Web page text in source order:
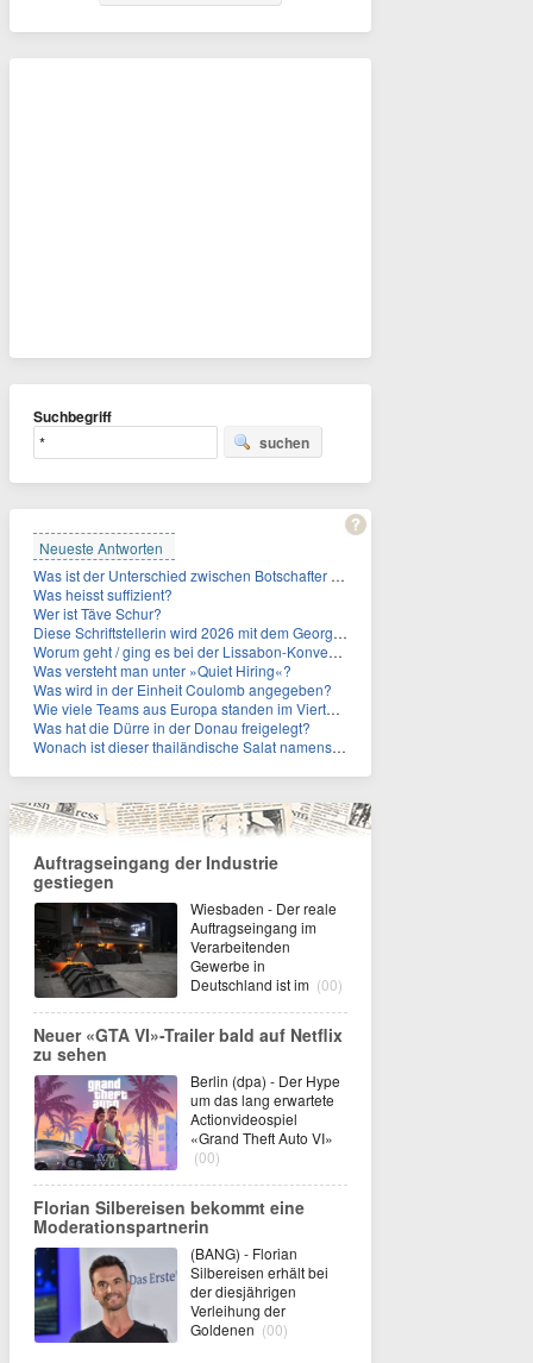
Suchbegriff
suchen
Neueste Antworten
Was ist der Unterschied zwischen Botschafter und Konsul?
Was heisst suffizient?
Wer ist Täve Schur?
Diese Schriftstellerin wird 2026 mit dem Georg-Büchner-Preis ausgezeichnet. Wie heißt sie?
Worum geht / ging es bei der Lissabon-Konvention?
Was versteht man unter »Quiet Hiring«?
Was wird in der Einheit Coulomb angegeben?
Wie viele Teams aus Europa standen im Viertelfinale der Fußball-WM 2026 in Mexiko, den USA und Kanada?
Was hat die Dürre in der Donau freigelegt?
Wonach ist dieser thailändische Salat namens Nam Tok benannt?
Auftragseingang der Industrie
gestiegen
Wiesbaden - Der reale
Auftragseingang im
Verarbeitenden
Gewerbe in
Deutschland ist im (00)
Neuer «GTA VI»-Trailer bald auf Netflix
zu sehen
Berlin (dpa) - Der Hype
um das lang erwartete
Actionvideospiel
«Grand Theft Auto VI»
(00)
Florian Silbereisen bekommt eine
Moderationspartnerin
(BANG) - Florian
Silbereisen erhält bei
der diesjährigen
Verleihung der
Goldenen (00)